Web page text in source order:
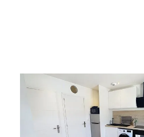
REIMS 51
, 1 pièce
Ref : 17584
Appartement T1 à louer